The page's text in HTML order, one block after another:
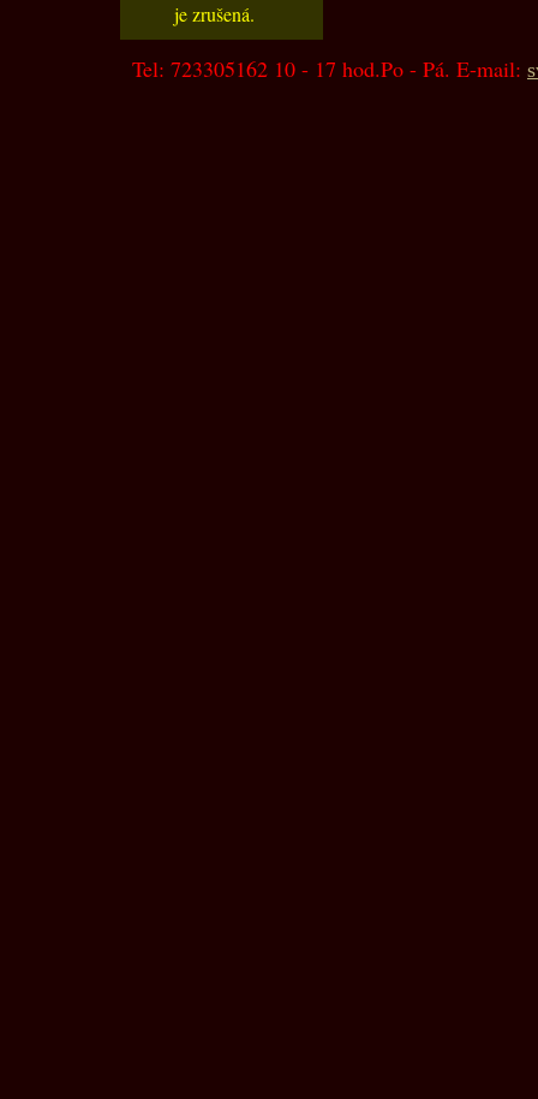
je zrušená.
Tel: 723305162 10 - 17 hod.Po - Pá. E-mail: